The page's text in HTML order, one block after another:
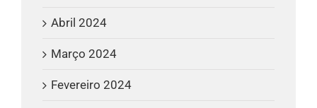
Abril 2024
Março 2024
Fevereiro 2024